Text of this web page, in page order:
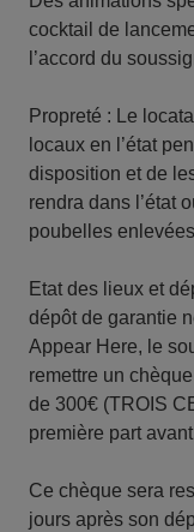
cocktail de
l’accord du
Propreté : Le
locaux en l’état
disposition et de
rendra dans l’état
poubelles
Etat des lieux et
dépôt de garantie
Appear Here, le
remettre un
de 300€ (TROIS
première part
Ce chèque sera
jours après son